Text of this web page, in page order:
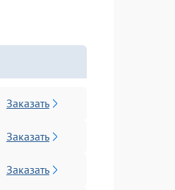
Заказать
Заказать
Заказать